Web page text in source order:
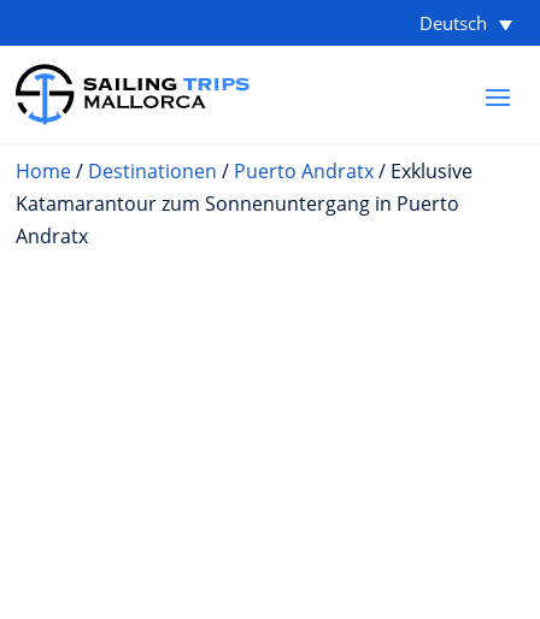
Deutsch
Home/ Destinationen / Puerto Andratx/ Exklusive
Katamarantour zum Sonnenuntergang in Puerto
Andratx